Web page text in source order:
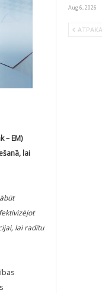
– EM)
lai
lai radītu
Aug 6, 2026